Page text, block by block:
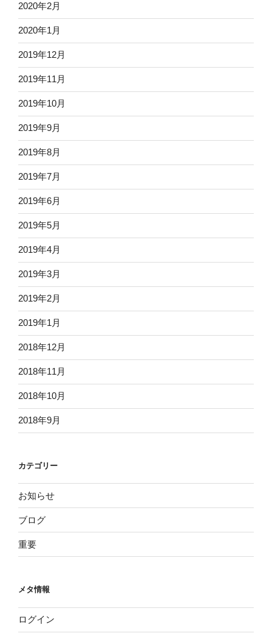
2020年2月
2020年1月
2019年12月
2019年11月
2019年10月
2019年9月
2019年8月
2019年7月
2019年6月
2019年5月
2019年4月
2019年3月
2019年2月
2019年1月
2018年12月
2018年11月
2018年10月
2018年9月
カテゴリー
お知らせ
ブログ
重要
メタ情報
ログイン